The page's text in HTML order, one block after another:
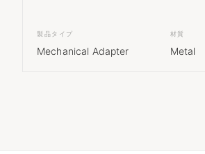
製品タイプ
Mechanical Adapter
材質
Metal